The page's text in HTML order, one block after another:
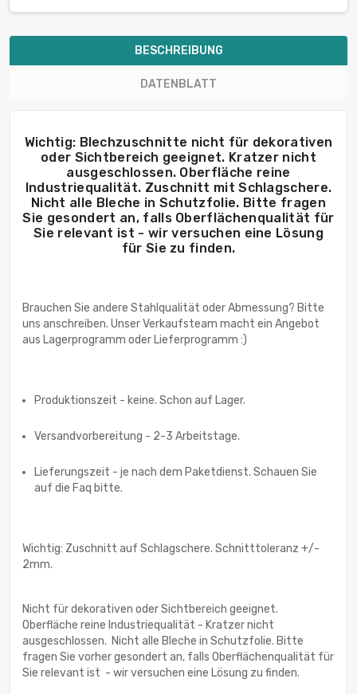
BESCHREIBUNG
DATENBLATT
Wichtig: Blechzuschnitte nicht für dekorativen
oder Sichtbereich geeignet. Kratzer nicht
ausgeschlossen. Oberfläche reine
Industriequalität. Zuschnitt mit Schlagschere.
Nicht alle Bleche in Schutzfolie. Bitte fragen
Sie gesondert an, falls Oberflächenqualität für
Sie relevant ist - wir versuchen eine Lösung
für Sie zu finden.
Brauchen Sie andere Stahlqualität oder Abmessung? Bitte
uns anschreiben. Unser Verkaufsteam macht ein Angebot
aus Lagerprogramm oder Lieferprogramm :)
Produktionszeit - keine. Schon auf Lager.
Versandvorbereitung - 2-3 Arbeitstage.
Lieferungszeit - je nach dem Paketdienst. Schauen Sie
auf die Faq bitte.
Wichtig: Zuschnitt auf Schlagschere. Schnitttoleranz +/-
2mm.
Nicht für dekorativen oder Sichtbereich geeignet.
Oberfläche reine Industriequalität - Kratzer nicht
ausgeschlossen. Nicht alle Bleche in Schutzfolie. Bitte
fragen Sie vorher gesondert an, falls Oberflächenqualität für
Sie relevant ist - wir versuchen eine Lösung zu finden.